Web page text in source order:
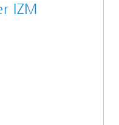
IZM